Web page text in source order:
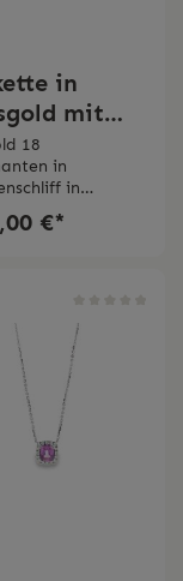
in
mit
18
in
in
0,70
FReinheit
€*